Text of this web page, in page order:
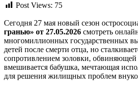
Post Views: 75
Сегодня 27 мая новый сезон
гранью» от 27.05.2026 смотреть
многомиллионных государственных
детей после смерти отца, но
сопротивлением золовки,
вмешивается бабушка, мечтающая
для решения жилищных проблем